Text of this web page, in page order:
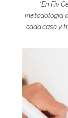
*En Fiv
metodología
cada caso y